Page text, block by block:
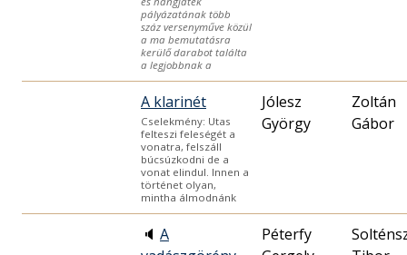
pályázatának több
száz versenyműve közül
a ma bemutatásra
kerülő darabot találta
a legjobbnak a
A klarinét
Cselekmény: Utas
felteszi feleségét a
vonatra, felszáll
búcsúzkodni de a
vonat elindul. Innen a
történet olyan,
mintha álmodnánk
Jólesz
György
Zoltán
Gábor
🔈 A
Péterfy